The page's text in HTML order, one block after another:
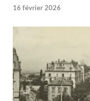
16 février 2026